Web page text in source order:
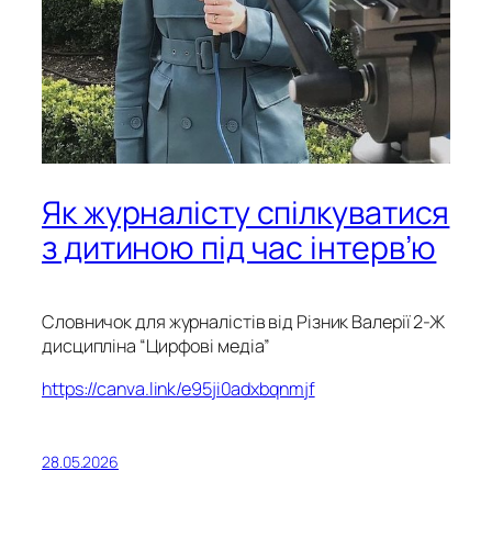
Як журналісту спілкуватися
з дитиною під час інтерв’ю
Словничок для журналістів від Різник Валерії 2-Ж
дисципліна “Цирфові медіа”
https://canva.link/e95ji0adxbqnmjf
28.05.2026